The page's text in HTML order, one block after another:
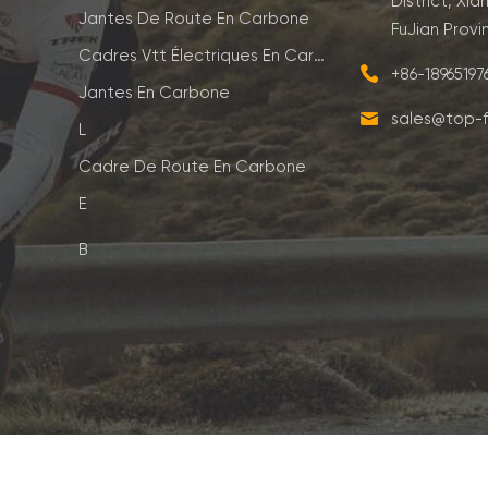
Jantes De Route En Carbone
Cadres Vtt Électriques En Carbone
Jantes En Carbone
L
Cadre De Route En Carbone
E
B
FuJian
+86-
sales@top-